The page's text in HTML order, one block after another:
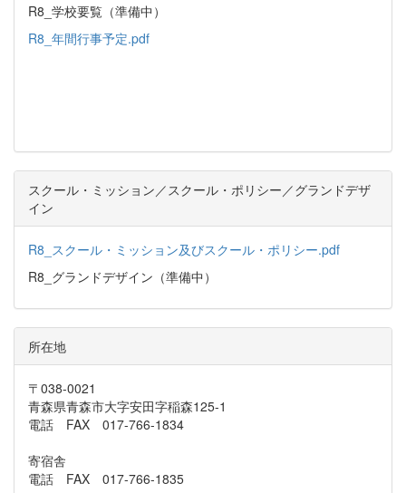
R8_学校要覧（準備中）
R8_年間行事予定.pdf
スクール・ミッション／スクール・ポリシー／グランドデザ
イン
R8_スクール・ミッション及びスクール・ポリシー.pdf
R8_グランドデザイン（準備中）
所在地
〒038-0021
青森県青森市大字安田字稲森125-1
電話 FAX 017-766-1834
寄宿舎
電話 FAX 017-766-1835